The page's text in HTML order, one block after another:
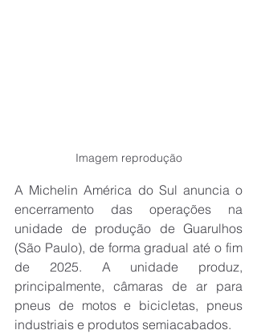
Imagem reprodução
A Michelin América do Sul anuncia o
encerramento das operações na
unidade de produção de Guarulhos
(São Paulo), de forma gradual até o fim
de 2025. A unidade produz,
principalmente, câmaras de ar para
pneus de motos e bicicletas, pneus
industriais e produtos semiacabados.